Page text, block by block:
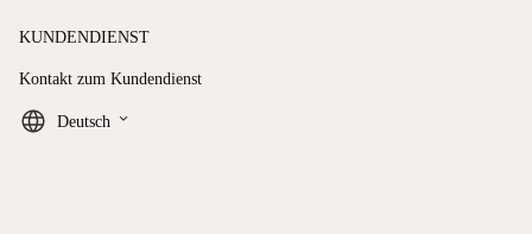
KUNDENDIENST
Kontakt zum Kundendienst
Deutsch keyboard_arrow_down